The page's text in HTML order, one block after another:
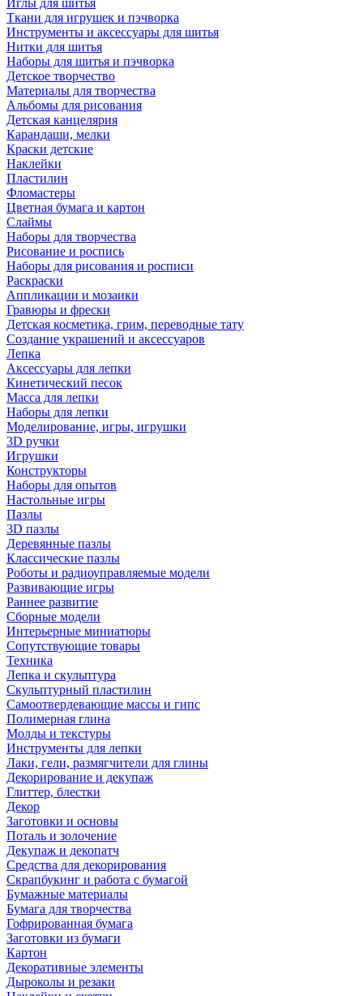
Иглы для шитья
Ткани для игрушек и пэчворка
Инструменты и аксессуары для шитья
Нитки для шитья
Наборы для шитья и пэчворка
Детское творчество
Материалы для творчества
Альбомы для рисования
Детская канцелярия
Карандаши, мелки
Краски детские
Наклейки
Пластилин
Фломастеры
Цветная бумага и картон
Слаймы
Наборы для творчества
Рисование и роспись
Наборы для рисования и росписи
Раскраски
Аппликации и мозаики
Гравюры и фрески
Детская косметика, грим, переводные тату
Создание украшений и аксессуаров
Лепка
Аксессуары для лепки
Кинетический песок
Масса для лепки
Наборы для лепки
Моделирование, игры, игрушки
3D ручки
Игрушки
Конструкторы
Наборы для опытов
Настольные игры
Пазлы
3D пазлы
Деревянные пазлы
Классические пазлы
Роботы и радиоуправляемые модели
Развивающие игры
Раннее развитие
Сборные модели
Интерьерные миниатюры
Сопутствующие товары
Техника
Лепка и скульптура
Скульптурный пластилин
Самоотвердевающие массы и гипс
Полимерная глина
Молды и текстуры
Инструменты для лепки
Лаки, гели, размягчители для глины
Декорирование и декупаж
Глиттер, блестки
Декор
Заготовки и основы
Поталь и золочение
Декупаж и декопатч
Средства для декорирования
Скрапбукинг и работа с бумагой
Бумажные материалы
Бумага для творчества
Гофрированная бумага
Заготовки из бумаги
Картон
Декоративные элементы
Дыроколы и резаки